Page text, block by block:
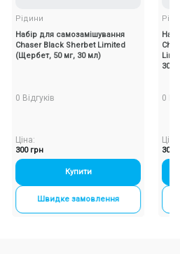
Рідини
Набір для самозамішування
Chaser Black Sherbet Limited
(Щербет, 50 мг, 30 мл)
0 Відгуків
Ціна:
300 грн
+
Купити
Швидке замовлення
Рідини
Набір
Chaser
Limited
30 мл)
0
Ціна:
300 грн